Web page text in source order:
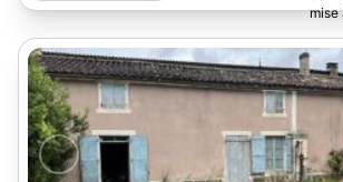
Schreiber